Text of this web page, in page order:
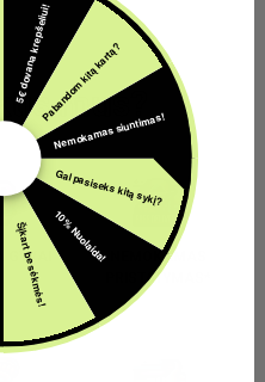
mus?
GYVAI
NEMOKAMAS
PRISTATYMAS*
5€ dovana krepšeliui!Pabandom kitą kartą?
Nemokamas siuntimas!
Gal pasiseks kitą sykį?
10% Nuolaida!
Šįkart be sėkmės!